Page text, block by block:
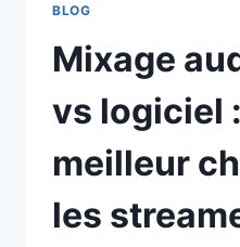
BLOG
Mixage
vs logiciel
meilleur
les